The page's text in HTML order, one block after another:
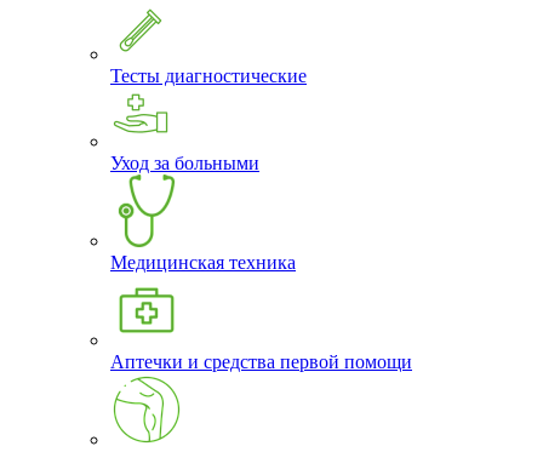
Тесты диагностические
Уход за больными
Медицинская техника
Аптечки и средства первой помощи